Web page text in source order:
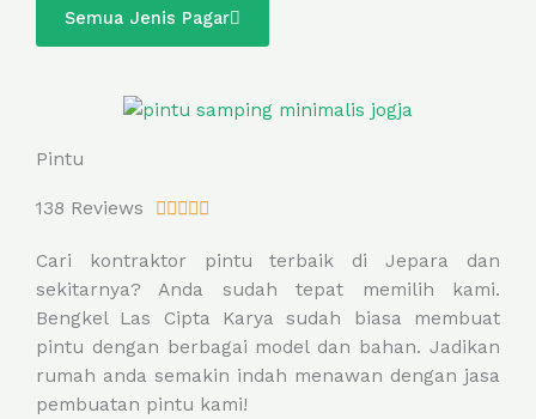
f
Semua Jenis Pagar
Pintu
138 Reviews 
t
d
5
o
u
Cari kontraktor pintu terbaik di Jepara dan
sekitarnya? Anda sudah tepat memilih kami.
Bengkel Las Cipta Karya sudah biasa membuat
pintu dengan berbagai model dan bahan. Jadikan
rumah anda semakin indah menawan dengan jasa
pembuatan pintu kami!